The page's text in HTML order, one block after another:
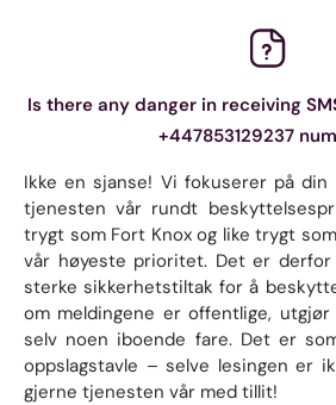
Is there any danger in receiving
+447853129237
Ikke en sjanse! Vi fokuserer på din
tjenesten vår rundt
trygt som Fort Knox og like trygt
vår høyeste prioritet. Det er
sterke sikkerhetstiltak for å
om meldingene er offentlige,
selv noen iboende fare. Det er
oppslagstavle – selve lesingen er
gjerne tjenesten vår med tillit!